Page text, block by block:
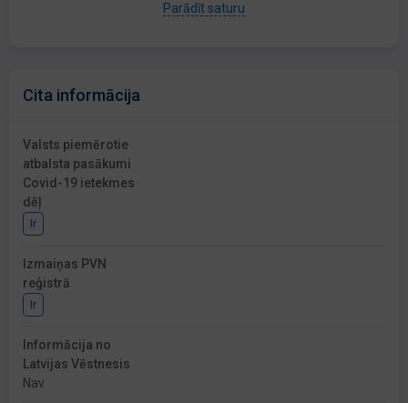
Parādīt saturu
Cita informācija
Valsts piemērotie
atbalsta pasākumi
Covid-19 ietekmes
dēļ
Ir
Izmaiņas PVN
reģistrā
Ir
Informācija no
Latvijas Vēstnesis
Nav